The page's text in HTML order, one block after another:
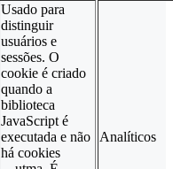
Usado para
distinguir
usuários e
sessões. O
cookie é criado
quando a
biblioteca
JavaScript é
executada e não
há cookies
Analíticos